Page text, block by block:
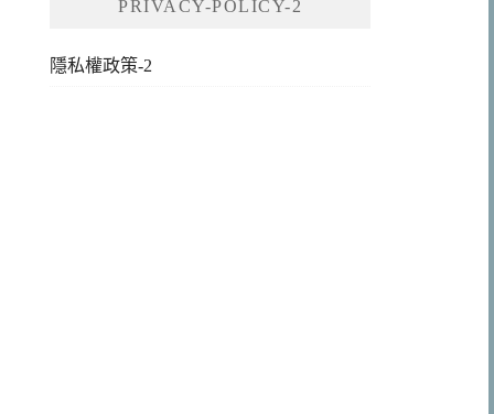
PRIVACY-POLICY-2
隱私權政策-2